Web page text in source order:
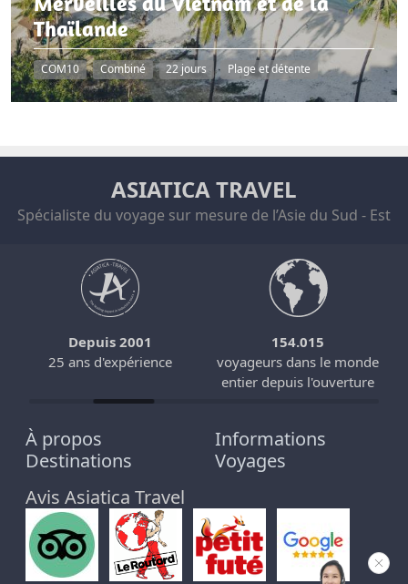
Thaïlande
COM10 Combiné 22 jours Plage et détente
ASIATICA TRAVEL
Spécialiste du voyage sur mesure de l’Asie du Sud - Est
Depuis 2001
25 ans d'expérience
154.015
voyageurs dans le monde
entier depuis l'ouverture
À propos
Informations
Destinations
Voyages
Avis Asiatica Travel